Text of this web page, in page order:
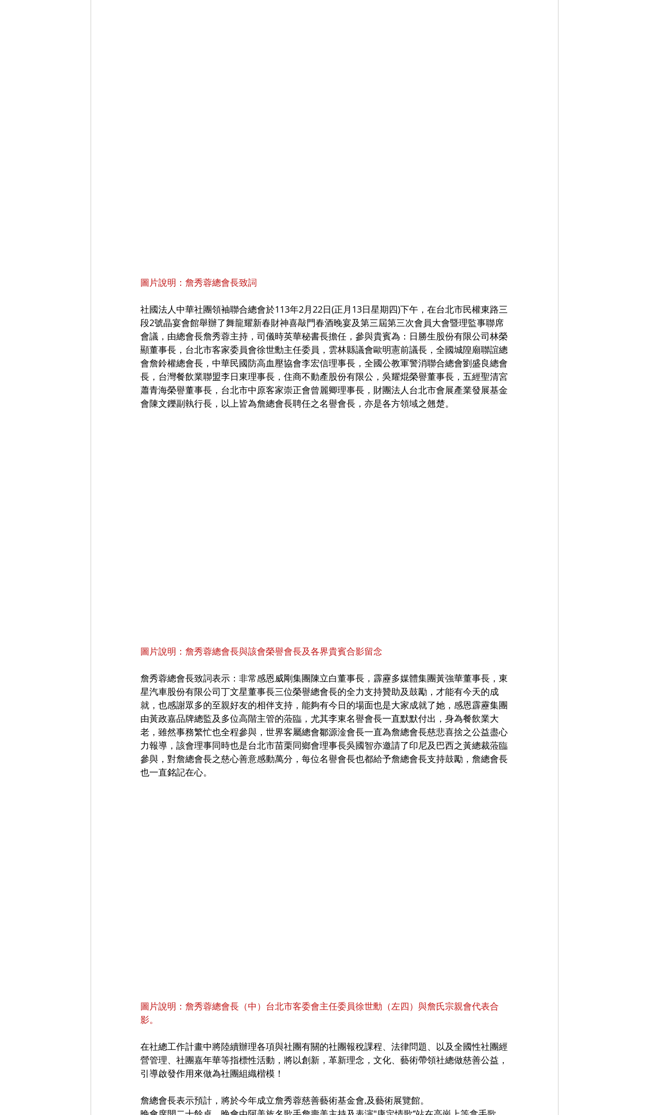
圖片說明：詹秀蓉總會長致詞
社國法人中華社團領袖聯合總會於113年2月22日(正月13日星期四)下午，在台北市民權東路三
段2號晶宴會館舉辦了舞龍耀新春財神喜敲門春酒晚宴及第三屆第三次會員大會暨理監事聯席
會議，由總會長詹秀蓉主持，司儀時英華秘書長擔任，參與貴賓為：日勝生股份有限公司林榮
顯董事長，台北市客家委員會徐世勳主任委員，雲林縣議會歐明憲前議長，全國城隍廟聯誼總
會詹鈴權總會長，中華民國防高血壓協會李宏信理事長，全國公教軍警消聯合總會劉盛良總會
長，台灣餐飲業聯盟李日東理事長，住商不動產股份有限公，吳耀焜榮譽董事長，五經聖清宮
蕭青海榮譽董事長，台北市中原客家崇正會曾麗卿理事長，財團法人台北市會展產業發展基金
會陳文鑠副執行長，以上皆為詹總會長聘任之名譽會長，亦是各方領域之翹楚。
圖片說明：詹秀蓉總會長與該會榮譽會長及各界貴賓合影留念
詹秀蓉總會長致詞表示：非常感恩威剛集團陳立白董事長，霹靂多媒體集團黃強華董事長，東
星汽車股份有限公司丁文星董事長三位榮譽總會長的全力支持贊助及鼓勵，才能有今天的成
就，也感謝眾多的至親好友的相伴支持，能夠有今日的場面也是大家成就了她，感恩霹靂集團
由黃政嘉品牌總監及多位高階主管的蒞臨，尤其李東名譽會長一直默默付出，身為餐飲業大
老，雖然事務繁忙也全程參與，世界客屬總會鄒源淦會長一直為詹總會長慈悲喜捨之公益盡心
力報導，該會理事同時也是台北市苗栗同鄉會理事長吳國智亦邀請了印尼及巴西之黃總裁蒞臨
參與，對詹總會長之慈心善意感動萬分，每位名譽會長也都給予詹總會長支持鼓勵，詹總會長
也一直銘記在心。
圖片說明：詹秀蓉總會長（中）台北市客委會主任委員徐世勳（左四）與詹氏宗親會代表合
影。
在社總工作計畫中將陸續辦理各項與社團有關的社團報稅課程、法律問題、以及全國性社團經
營管理、社團嘉年華等指標性活動，將以創新，革新理念，文化、藝術帶領社總做慈善公益，
引導啟發作用來做為社團組織楷模！
詹總會長表示預計，將於今年成立詹秀蓉慈善藝術基金會,及藝術展覽館。